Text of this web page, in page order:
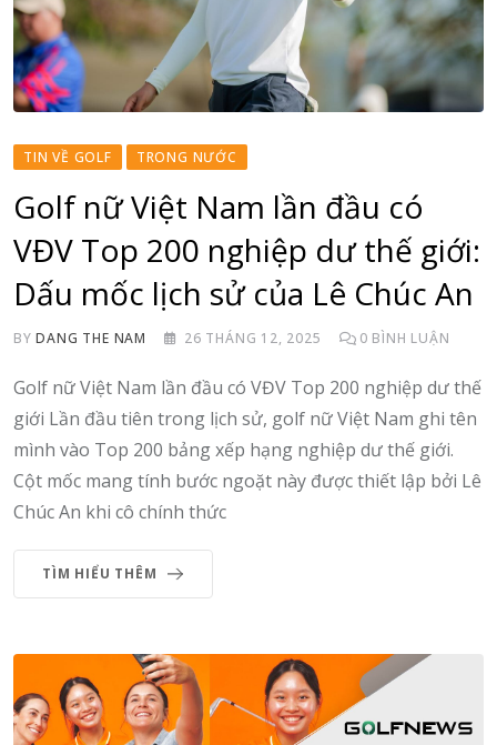
TIN VỀ GOLF TRONG NƯỚC
Golf nữ Việt Nam lần đầu có
VĐV Top 200 nghiệp dư thế giới:
Dấu mốc lịch sử của Lê Chúc An
BYDANG THE NAM 26 THÁNG 12, 2025 0 BÌNH LUẬN
Golf nữ Việt Nam lần đầu có VĐV Top 200 nghiệp dư thế
giới Lần đầu tiên trong lịch sử, golf nữ Việt Nam ghi tên
mình vào Top 200 bảng xếp hạng nghiệp dư thế giới.
Cột mốc mang tính bước ngoặt này được thiết lập bởi Lê
Chúc An khi cô chính thức
TÌM HIỂU THÊM